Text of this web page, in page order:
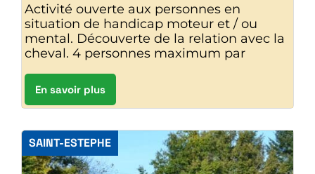
Activité ouverte aux personnes en
situation de handicap moteur et / ou
mental. Découverte de la relation avec la
cheval. 4 personnes maximum par
En savoir plus
SAINT-ESTEPHE